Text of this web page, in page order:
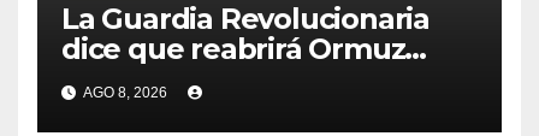
La Guardia Revolucionaria
dice que reabrirá Ormuz
cuando EEUU acepte
condiciones de Irán
AGO 8, 2026